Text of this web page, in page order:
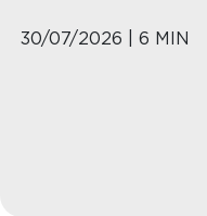
30/07/2026 | 6 MIN